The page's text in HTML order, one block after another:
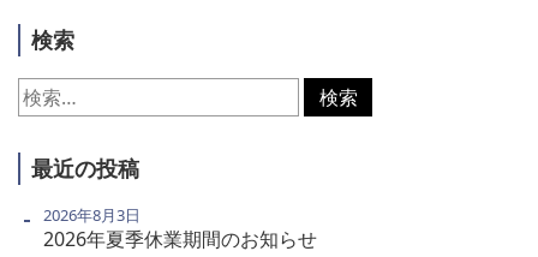
検索
検
索:
最近の投稿
2026年夏季休業期間のお知らせ
2026年8月3日